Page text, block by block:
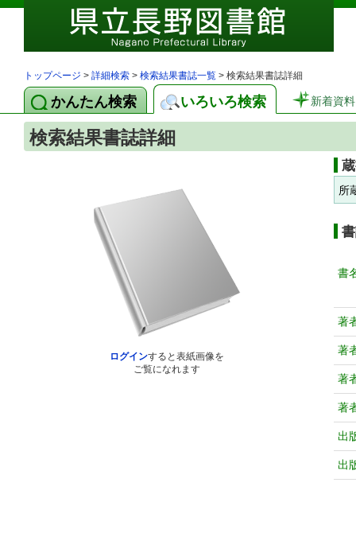
トップページ > 詳細検索 > 検索結果書誌一覧 > 検索結果書誌詳細
かんたん検索 いろいろ検索 新着資料
検索結果書誌詳細
ログインすると表紙画像を
ご覧になれます
所
書
著
著
著
著
出
出